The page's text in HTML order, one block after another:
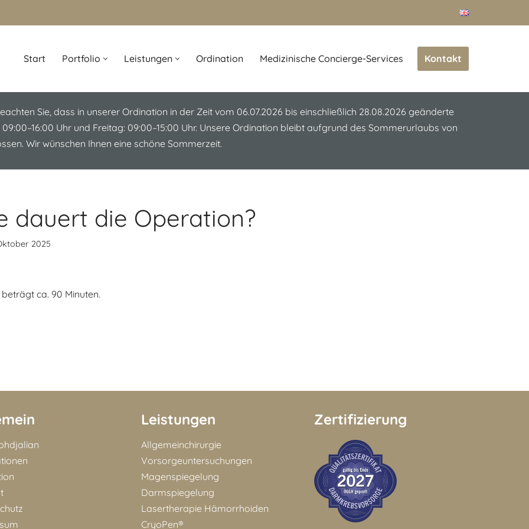
Start Portfolio Leistungen Ordination Medizinische Concierge-Services Kontakt
Sie, dass in unserer Ordination in der Zeit vom 06.07.2026 bis einschließlich 28.08.2026 geänderte
Uhr und Freitag: 09:00–15:00 Uhr. Unsere Ordination bleibt aufgrund des Sommerurlaubs von
Wir wünschen Ihnen eine schöne Sommerzeit.
dauert die Operation?
2025
ca. 90 Minuten.
Leistungen
Allgemeinchirurgie
Vorsorgeuntersuchungen
Magenspiegelung
Darmspiegelung
Lasertherapie Hämorrhoiden
CryoPen®
Zertifizierung